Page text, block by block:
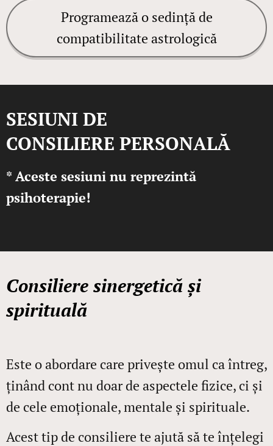
Programează o sedință de
compatibilitate astrologică
SESIUNI DE
CONSILIERE PERSONALĂ
* Aceste sesiuni nu reprezintă
psihoterapie!
Consiliere sinergetică și
spirituală
Este o abordare care privește omul ca întreg,
ținând cont nu doar de aspectele fizice, ci și
de cele emoționale, mentale și spirituale.
Acest tip de consiliere te ajută să te înțelegi